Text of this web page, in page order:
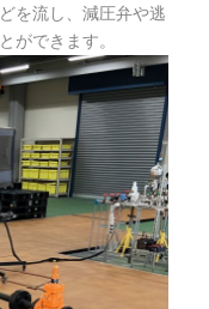
を流し、減圧弁や逃
ができます。